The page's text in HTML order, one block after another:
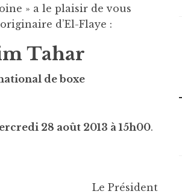
» a le plaisir de vous
d’El-Flaye :
Tahar
de boxe
28 août 2013 à 15h00.
Le Président